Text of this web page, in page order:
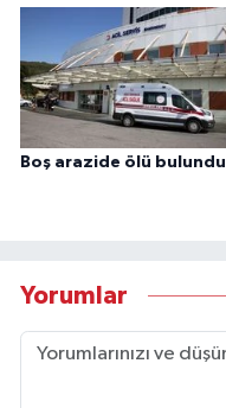
Boş arazide ölü bulundu
Yorumlar